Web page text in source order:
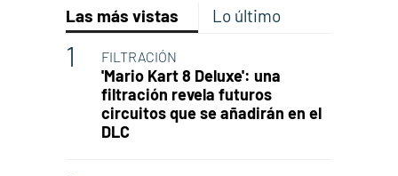
Las más vistas Lo último
FILTRACIÓN
'Mario Kart 8 Deluxe': una
filtración revela futuros
circuitos que se añadirán en el
DLC